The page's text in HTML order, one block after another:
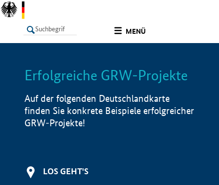
MENÜ
LISTE Info
Erfolgreiche GRW-Projekte
Auf der folgenden Deutschlandkarte
finden Sie konkrete Beispiele erfolgreicher
GRW-Projekte!
LOS GEHT'S